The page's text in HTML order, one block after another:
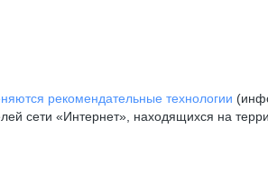
рекомендательные технологии
сети «Интернет», находящихся на